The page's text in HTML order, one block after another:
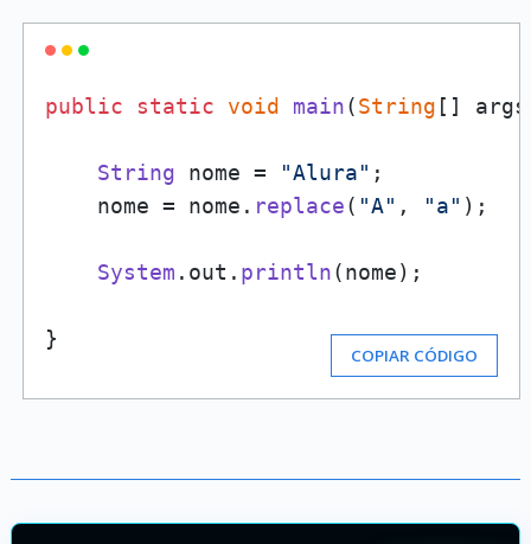
public static void main(String [] args
String nome = "Alura" ;
    nome = nome.
replace( "A" , "a" );
System . out . println(nome);
}
COPIAR CÓDIGO